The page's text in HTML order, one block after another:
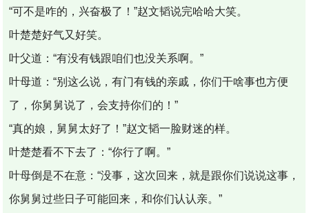
“可不是咋的，兴奋极了！”赵文韬说完哈哈大笑。
叶楚楚好气又好笑。
叶父道：“有没有钱跟咱们也没关系啊。”
叶母道：“别这么说，有门有钱的亲戚，你们干啥事也方便
了，你舅舅说了，会支持你们的！”
“真的娘，舅舅太好了！”赵文韬一脸财迷的样。
叶楚楚看不下去了：“你行了啊。”
叶母倒是不在意：“没事，这次回来，就是跟你们说说这事，
你舅舅过些日子可能回来，和你们认认亲。”